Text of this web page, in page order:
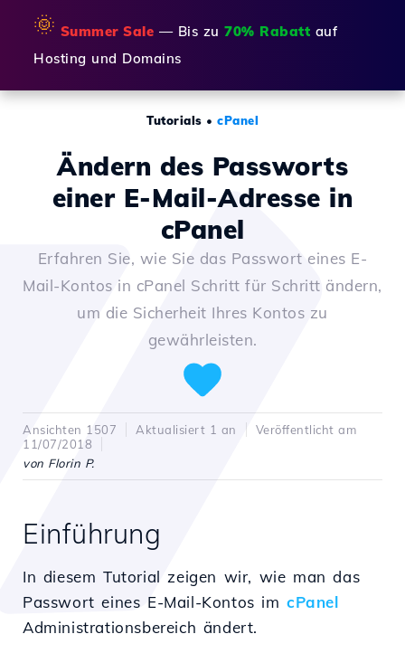
🌞 Summer Sale — Bis zu 70% Rabatt auf
Hosting und Domains
Tutorials • cPanel
Ändern des Passworts
einer E-Mail-Adresse in
cPanel
Erfahren Sie, wie Sie das Passwort eines E-
Mail-Kontos in cPanel Schritt für Schritt ändern,
um die Sicherheit Ihres Kontos zu
gewährleisten.
Ansichten 1507 Aktualisiert 1 an
Veröffentlicht am
11/07/2018
von Florin P.
Einführung
In diesem Tutorial zeigen wir, wie man das
Passwort eines E-Mail-Kontos imcPanel
Administrationsbereich ändert.